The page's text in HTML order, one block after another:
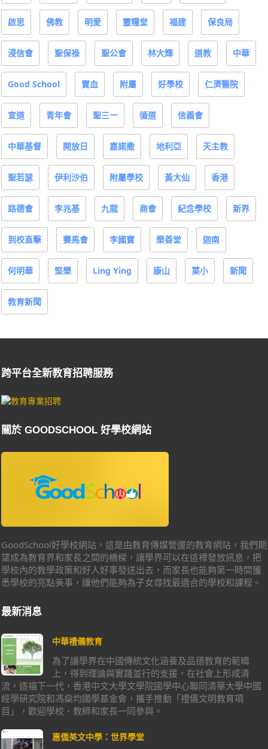
啟思 佛教 明愛 靈糧堂 福建 保良局
浸信會 聖保祿 聖公會 林大輝 道教 中華
Good School 寶血 附屬 好學校 仁濟醫院
宣道 青年會 聖三一 循道 信義會
中華基督 開放日 嘉諾撒 地利亞 天主教
聖若瑟 伊利沙伯 附屬學校 黃大仙 香港
路德會 李兆基 九龍 商會 紀念學校 新界
到校直擊 賽馬會 李國寶 樂善堂 迦南
何明華 堅樂 Ling Ying 康山 葉小 新聞
教育新聞
跨平台全新教育招聘服務
關於 GOODSCHOOL 好學校網站
GoodSchool好學校網站，這是由教育傳媒營運的教育網站，我們期
望成為教育界和家長之間的橋樑，讓學界可以在這裡發放訊息，把
學校內的教學政策和好人好事發送出去，而家長也能夠第一時間獲
悉學校的亮點美事，讓他們能夠為子女尋找最適合的學校和課程。
最新消息
中華禮儀教育
為了讓學界在中國傳統文化涵養及品德教育的範疇
上，得到理論與實踐並行的支援，在社會上形成清
流，造福下一代，香港中文大學文學院國學中心聯同清華大學中國
經學研究院和馮燊均國學基金會，攜手推動「禮儀文明教育項
目」，歡迎學校、教師和家長一同參與。
惠僑英文中學：世界學堂